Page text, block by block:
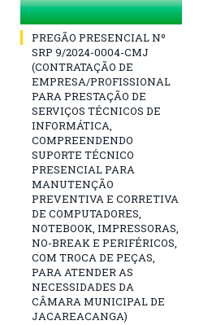
PREGÃO PRESENCIAL Nº
SRP 9/2024-0004-CMJ
(CONTRATAÇÃO DE
EMPRESA/PROFISSIONAL
PARA PRESTAÇÃO DE
SERVIÇOS TÉCNICOS DE
INFORMÁTICA,
COMPREENDENDO
SUPORTE TÉCNICO
PRESENCIAL PARA
MANUTENÇÃO
PREVENTIVA E CORRETIVA
DE COMPUTADORES,
NOTEBOOK, IMPRESSORAS,
NO-BREAK E PERIFÉRICOS,
COM TROCA DE PEÇAS,
PARA ATENDER AS
NECESSIDADES DA
CÂMARA MUNICIPAL DE
JACAREACANGA)